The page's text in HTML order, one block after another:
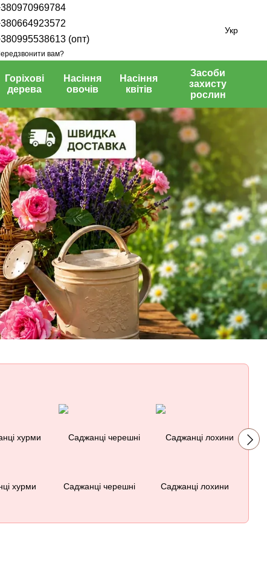
(опт)
вам?
Укр
Горіхові
дерева
Насіння
овочів
Насіння
квітів
Засоби
захисту
рослин
хурми Саджанці черешні Саджанці лохини